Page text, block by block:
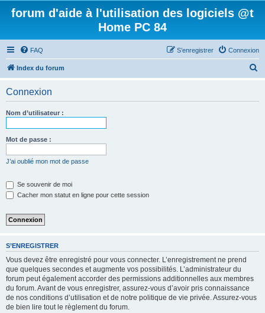
forum d'aide à l'utilisation des logiciels @t
Home PC 84
FAQ Connexion
S’enregistrer
Index du forum
Connexion
Nom d’utilisateur :
Mot de passe :
J’ai oublié mon mot de passe
Se souvenir de moi
Cacher mon statut en ligne pour cette session
S’ENREGISTRER
Vous devez être enregistré pour vous connecter. L’enregistrement ne prend
que quelques secondes et augmente vos possibilités. L’administrateur du
forum peut également accorder des permissions additionnelles aux membres
du forum. Avant de vous enregistrer, assurez-vous d’avoir pris connaissance
de nos conditions d’utilisation et de notre politique de vie privée. Assurez-vous
de bien lire tout le règlement du forum.